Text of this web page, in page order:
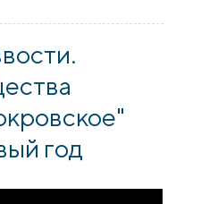
спортивно-массовое
год